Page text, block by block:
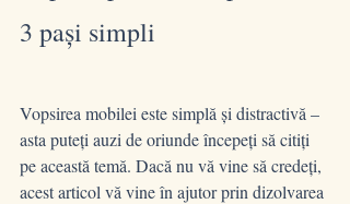
3 pași simpli
Vopsirea mobilei este simplă și distractivă –
asta puteți auzi de oriunde începeți să citiți
pe această temă. Dacă nu vă vine să credeți,
acest articol vă vine în ajutor prin dizolvarea